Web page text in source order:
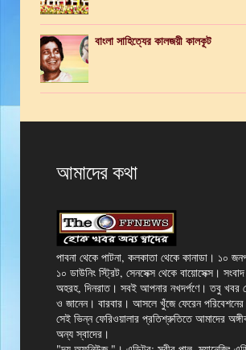
বাংলা সাহিত্যের কালজয়ী কালকূট
আমাদের কথা
পাবনা থেকে পাটনা, কলকাতা থেকে কানাডা। ১০
১০ ডাউনিং স্ট্রিট, সেনসেক্স থেকে বায়োসেক্স।
অহরহ, দিনরাত। সবই আপনার নখদর্পণে। তবু খবর
ও জানেন। বারবার। আসলে খুঁজে ফেরেন
সেই ভিন্ন ফেরিওয়ালার প্রতিশ্রুতিতে আমাদের
অন্য স্বাদের।